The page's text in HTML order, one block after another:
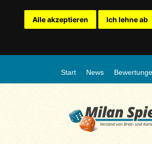
Alle akzeptieren Ich lehne ab
Start News